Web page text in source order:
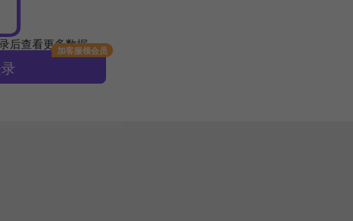
后查看更多数据
加客服领会员